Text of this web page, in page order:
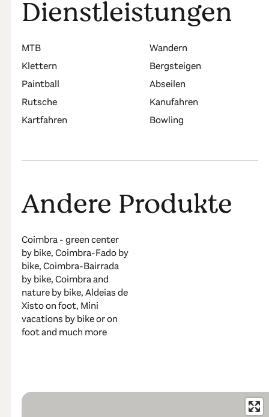
Dienstleistungen
MTB
Wandern
Klettern
Bergsteigen
Paintball
Abseilen
Rutsche
Kanufahren
Kartfahren
Bowling
Andere Produkte
Coimbra - green center
by bike, Coimbra-Fado by
bike, Coimbra-Bairrada
by bike, Coimbra and
nature by bike, Aldeias de
Xisto on foot, Mini
vacations by bike or on
foot and much more